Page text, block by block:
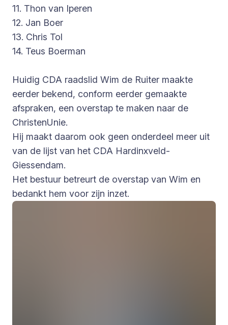
11. Thon van Iperen
12. Jan Boer
13. Chris Tol
14. Teus Boerman
Huidig CDA raadslid Wim de Ruiter maakte
eerder bekend, conform eerder gemaakte
afspraken, een overstap te maken naar de
ChristenUnie.
Hij maakt daarom ook geen onderdeel meer uit
van de lijst van het CDA Hardinxveld-
Giessendam.
Het bestuur betreurt de overstap van Wim en
bedankt hem voor zijn inzet.